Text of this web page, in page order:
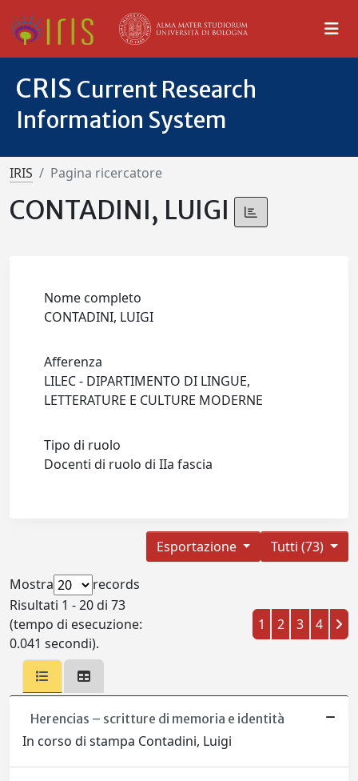
CRIS Current Research
Information System
IRIS Pagina ricercatore
CONTADINI, LUIGI
Nome completo
CONTADINI, LUIGI
Afferenza
LILEC - DIPARTIMENTO DI LINGUE,
LETTERATURE E CULTURE MODERNE
Tipo di ruolo
Docenti di ruolo di IIa fascia
Tutti (73)
Esportazione
Mostra
records
Risultati 1 - 20 di 73
(tempo di esecuzione:
0.041 secondi).
1 2 3 4
Herencias – scritture di memoria e identità
In corso di stampa Contadini, Luigi